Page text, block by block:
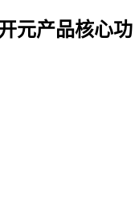
元产品核心功